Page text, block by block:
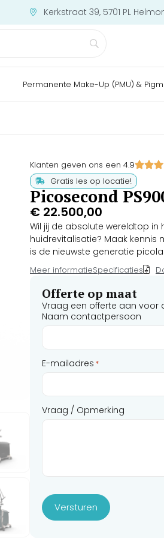
Kerkstraat 39, 5701 PL
Permanente Make-Up (PMU) &
Klanten geven ons een 4.9
Gratis les op locatie!
Picosecond
€ 22.500,00
Wil jij de absolute wereldtop
huidrevitalisatie? Maak kennis
is de nieuwste generatie
piekvermogen van maar liefst
450 picoseconden en het
microscopisch vergruisd
Uitgerust met een
Android Cloud-systeem,
huidkoelingsyteem.
Meer informatieSpecificaties
Offerte op maat
Vraag een offerte aan voor
Naam contactpersoon
E-mailadres *
Vraag / Opmerking
Versturen